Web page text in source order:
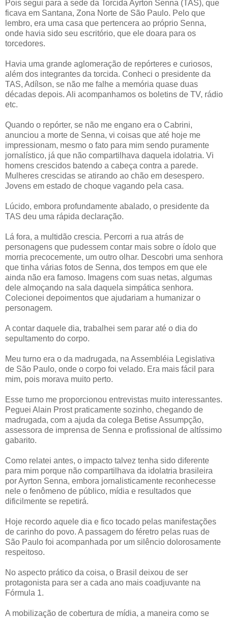
Pois segui para a sede da Torcida Ayrton Senna (TAS), que
ficava em Santana, Zona Norte de São Paulo. Pelo que
lembro, era uma casa que pertencera ao próprio Senna,
onde havia sido seu escritório, que ele doara para os
torcedores.
Havia uma grande aglomeração de repórteres e curiosos,
além dos integrantes da torcida. Conheci o presidente da
TAS, Adílson, se não me falhe a memória quase duas
décadas depois. Ali acompanhamos os boletins de TV, rádio
etc.
Quando o repórter, se não me engano era o Cabrini,
anunciou a morte de Senna, vi coisas que até hoje me
impressionam, mesmo o fato para mim sendo puramente
jornalístico, já que não compartilhava daquela idolatria. Vi
homens crescidos batendo a cabeça contra a parede.
Mulheres crescidas se atirando ao chão em desespero.
Jovens em estado de choque vagando pela casa.
Lúcido, embora profundamente abalado, o presidente da
TAS deu uma rápida declaração.
Lá fora, a multidão crescia. Percorri a rua atrás de
personagens que pudessem contar mais sobre o ídolo que
morria precocemente, um outro olhar. Descobri uma senhora
que tinha várias fotos de Senna, dos tempos em que ele
ainda não era famoso. Imagens com suas netas, algumas
dele almoçando na sala daquela simpática senhora.
Colecionei depoimentos que ajudariam a humanizar o
personagem.
A contar daquele dia, trabalhei sem parar até o dia do
sepultamento do corpo.
Meu turno era o da madrugada, na Assembléia Legislativa
de São Paulo, onde o corpo foi velado. Era mais fácil para
mim, pois morava muito perto.
Esse turno me proporcionou entrevistas muito interessantes.
Peguei Alain Prost praticamente sozinho, chegando de
madrugada, com a ajuda da colega Betise Assumpção,
assessora de imprensa de Senna e profissional de altíssimo
gabarito.
Como relatei antes, o impacto talvez tenha sido diferente
para mim porque não compartilhava da idolatria brasileira
por Ayrton Senna, embora jornalisticamente reconhecesse
nele o fenômeno de público, mídia e resultados que
dificilmente se repetirá.
Hoje recordo aquele dia e fico tocado pelas manifestações
de carinho do povo. A passagem do féretro pelas ruas de
São Paulo foi acompanhada por um silêncio dolorosamente
respeitoso.
No aspecto prático da coisa, o Brasil deixou de ser
protagonista para ser a cada ano mais coadjuvante na
Fórmula 1.
A mobilização de cobertura de mídia, a maneira como se